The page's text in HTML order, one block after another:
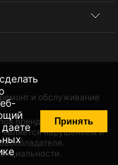
Принять
и обслуживание
бренда происходит
нарушением и